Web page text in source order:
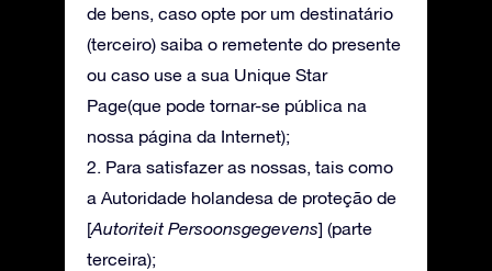
de bens, caso opte por um destinatário
(terceiro) saiba o remetente do presente
ou caso use a sua Unique Star
Page(que pode tornar-se pública na
nossa página da Internet);
2. Para satisfazer as nossas, tais como
a Autoridade holandesa de proteção de
[Autoriteit Persoonsgegevens] (parte
terceira);